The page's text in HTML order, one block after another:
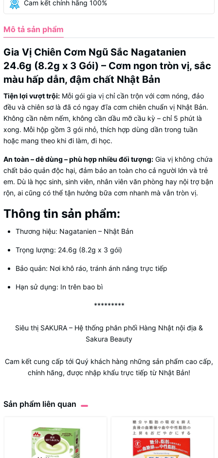
Cam kết chính hãng 100%
Mô tả sản phẩm
Gia Vị Chiên Cơm Ngũ Sắc Nagatanien
24.6g (8.2g x 3 Gói) – Cơm ngon tròn vị, sắc
màu hấp dẫn, đậm chất Nhật Bản
Tiện lợi vượt trội: Mỗi gói gia vị chỉ cần trộn với cơm nóng, đảo
đều và chiên sơ là đã có ngay đĩa cơm chiên chuẩn vị Nhật Bản.
Không cần nêm nếm, không cần dầu mỡ cầu kỳ – chỉ 5 phút là
xong. Mỗi hộp gồm 3 gói nhỏ, thích hợp dùng dần trong tuần
hoặc mang theo khi đi làm, đi học.
An toàn – dễ dùng – phù hợp nhiều đối tượng: Gia vị không chứa
chất bảo quản độc hại, đảm bảo an toàn cho cả người lớn và trẻ
em. Dù là học sinh, sinh viên, nhân viên văn phòng hay nội trợ bận
rộn, ai cũng có thể tận hưởng bữa cơm nhanh mà vẫn tròn vị.
Thông tin sản phẩm:
Thương hiệu: Nagatanien – Nhật Bản
Trọng lượng: 24.6g (8.2g x 3 gói)
Bảo quản: Nơi khô ráo, tránh ánh nắng trực tiếp
Hạn sử dụng: In trên bao bì
*********
Siêu thị SAKURA – Hệ thống phân phối Hàng Nhật nội địa &
Sakura Beauty
Cam kết cung cấp tới Quý khách hàng những sản phẩm cao cấp,
chính hãng, được nhập khẩu trực tiếp từ Nhật Bản!
Sản phẩm liên quan